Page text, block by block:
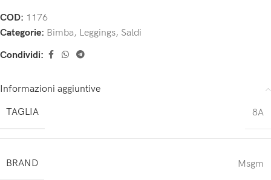
COD: 1176
Categorie: Bimba, Leggings, Saldi
Condividi:
Informazioni aggiuntive
TAGLIA
8A
BRAND Msgm